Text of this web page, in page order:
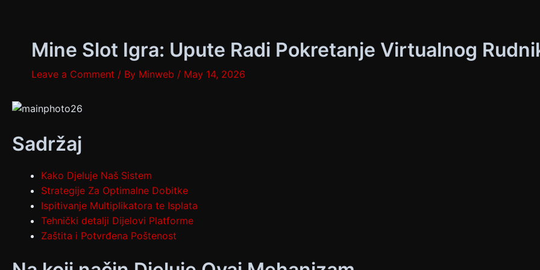
Mine Slot Igra: Upute Radi Pokretanje Virtualnog
Leave a Comment / By Minweb / May 14, 2026
Sadržaj
Kako Djeluje Naš Sistem
Strategije Za Optimalne Dobitke
Ispitivanje Multiplikatora te Isplata
Tehnički detalji Dijelovi Platforme
Zaštita i Potvrđena Poštenost